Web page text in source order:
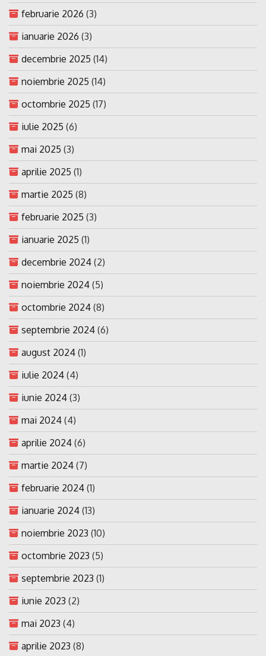
februarie 2026 (3)
ianuarie 2026 (3)
decembrie 2025 (14)
noiembrie 2025 (14)
octombrie 2025 (17)
iulie 2025 (6)
mai 2025 (3)
aprilie 2025 (1)
martie 2025 (8)
februarie 2025 (3)
ianuarie 2025 (1)
decembrie 2024 (2)
noiembrie 2024 (5)
octombrie 2024 (8)
septembrie 2024 (6)
august 2024 (1)
iulie 2024 (4)
iunie 2024 (3)
mai 2024 (4)
aprilie 2024 (6)
martie 2024 (7)
februarie 2024 (1)
ianuarie 2024 (13)
noiembrie 2023 (10)
octombrie 2023 (5)
septembrie 2023 (1)
iunie 2023 (2)
mai 2023 (4)
aprilie 2023 (8)